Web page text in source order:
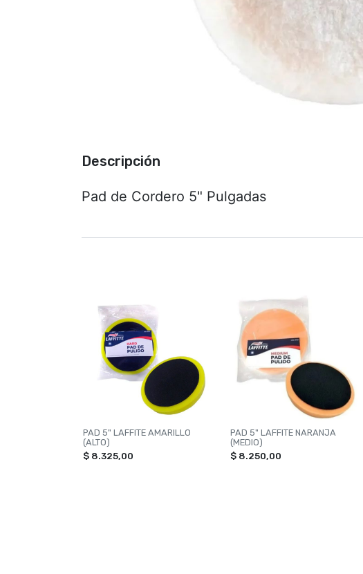
Descripción
Pad de Cordero 5" Pulgadas
PAD 5" LAFFITE AMARILLO
(ALTO)
$ 8.325,00
PAD 5" LAFFITE NARANJA
(MEDIO)
$ 8.250,00